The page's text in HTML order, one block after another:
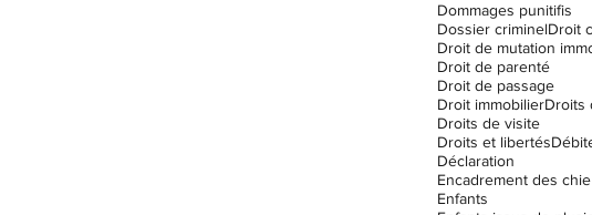
Dommages punitifis
Dossier criminelDroit
Droit de mutation
Droit de parenté
Droit de passage
Droit immobilierDroits
Droits de visite
Droits et libertés
Déclaration
Encadrement des
Enfants